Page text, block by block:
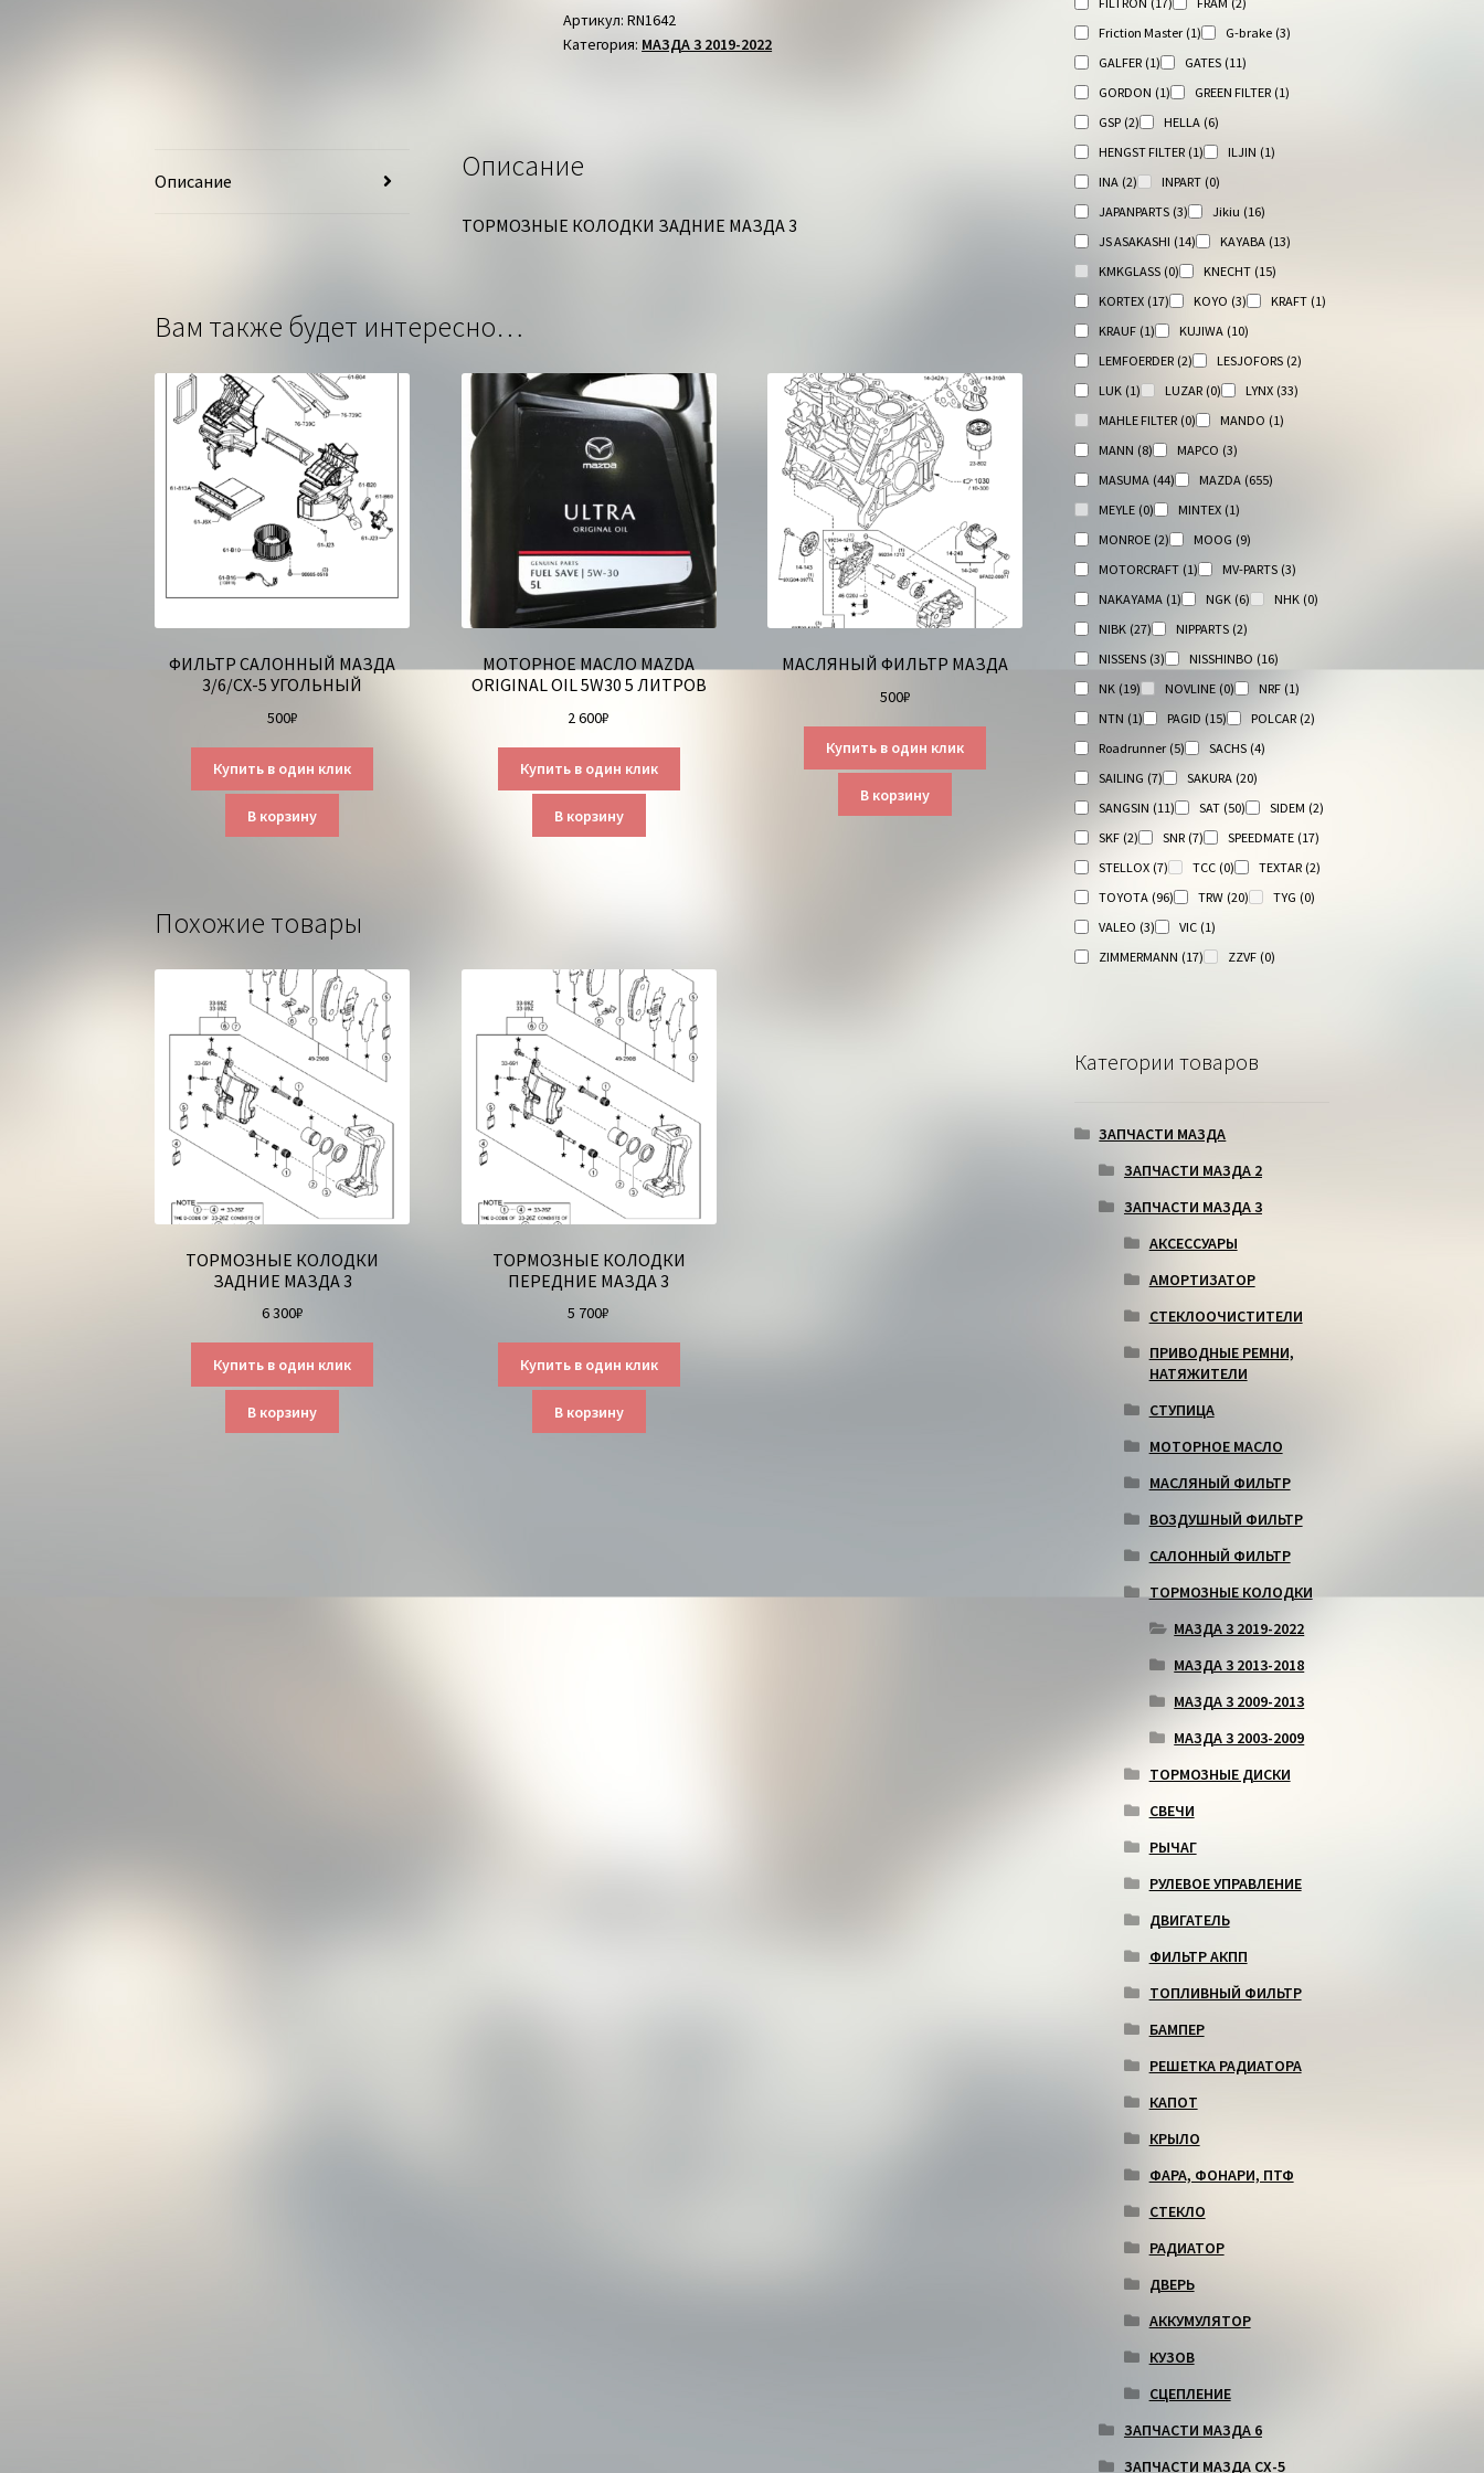
ЗАДНИЕ
МАЗДА
Артикул:RN1642
Категория: МАЗДА 3 2019-2022
Описание Описание
ТОРМОЗНЫЕ КОЛОДКИ ЗАДНИЕ МАЗДА 3
Вам также будет интересно…
ФИЛЬТР САЛОННЫЙ МАЗДА
3/6/СХ-5 УГОЛЬНЫЙ
500₽
Купить в один клик
В корзину
МОТОРНОЕ МАСЛО MAZDA
ORIGINAL OIL 5W30 5 ЛИТРОВ
2 600₽
Купить в один клик
В корзину
МАСЛЯНЫЙ ФИЛЬТР МАЗДА
500₽
Купить в один клик
В корзину
Похожие товары
ТОРМОЗНЫЕ КОЛОДКИ
ЗАДНИЕ МАЗДА 3
6 300₽
Купить в один клик
В корзину
ТОРМОЗНЫЕ КОЛОДКИ
ПЕРЕДНИЕ МАЗДА 3
5 700₽
Купить в один клик
В корзину
Friction Master (1) G-brake (3)
GALFER (1) GATES (11)
GORDON (1) GREEN FILTER (1)
GSP (2) HELLA (6)
HENGST FILTER (1) ILJIN (1)
INA (2) INPART (0)
JAPANPARTS (3) Jikiu (16)
JS ASAKASHI (14) KAYABA (13)
KMKGLASS (0) KNECHT (15)
KORTEX (17) KOYO (3) KRAFT (1)
KRAUF (1) KUJIWA (10)
LEMFOERDER (2) LESJOFORS (2)
LUK (1) LUZAR (0) LYNX (33)
MAHLE FILTER (0) MANDO (1)
MANN (8) MAPCO (3)
MASUMA (44) MAZDA (655)
MEYLE (0) MINTEX (1)
MONROE (2) MOOG (9)
MOTORCRAFT (1) MV-PARTS (3)
NAKAYAMA (1) NGK (6) NHK (0)
NIBK (27) NIPPARTS (2)
NISSENS (3) NISSHINBO (16)
NK (19) NOVLINE (0) NRF (1)
NTN (1) PAGID (15) POLCAR (2)
Roadrunner (5) SACHS (4)
SAILING (7) SAKURA (20)
SANGSIN (11) SAT (50) SIDEM (2)
SKF (2) SNR (7) SPEEDMATE (17)
STELLOX (7) TCC (0) TEXTAR (2)
TOYOTA (96) TRW (20) TYG (0)
VALEO (3) VIC (1)
ZIMMERMANN (17) ZZVF (0)
Категории товаров
ЗАПЧАСТИ МАЗДА
ЗАПЧАСТИ МАЗДА 2
ЗАПЧАСТИ МАЗДА 3
АКСЕССУАРЫ
АМОРТИЗАТОР
СТЕКЛООЧИСТИТЕЛИ
ПРИВОДНЫЕ РЕМНИ,
НАТЯЖИТЕЛИ
СТУПИЦА
МОТОРНОЕ МАСЛО
МАСЛЯНЫЙ ФИЛЬТР
ВОЗДУШНЫЙ ФИЛЬТР
САЛОННЫЙ ФИЛЬТР
ТОРМОЗНЫЕ КОЛОДКИ
МАЗДА 3 2019-2022
МАЗДА 3 2013-2018
МАЗДА 3 2009-2013
МАЗДА 3 2003-2009
ТОРМОЗНЫЕ ДИСКИ
СВЕЧИ
РЫЧАГ
РУЛЕВОЕ УПРАВЛЕНИЕ
ДВИГАТЕЛЬ
ФИЛЬТР АКПП
ТОПЛИВНЫЙ ФИЛЬТР
БАМПЕР
РЕШЕТКА РАДИАТОРА
КАПОТ
КРЫЛО
ФАРА, ФОНАРИ, ПТФ
СТЕКЛО
РАДИАТОР
ДВЕРЬ
АККУМУЛЯТОР
КУЗОВ
СЦЕПЛЕНИЕ
ЗАПЧАСТИ МАЗДА 6
ЗАПЧАСТИ МАЗДА СХ-5